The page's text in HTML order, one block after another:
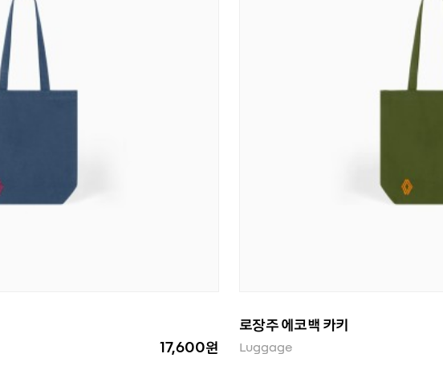
17,600원
로장주 에코백 카키
Luggage